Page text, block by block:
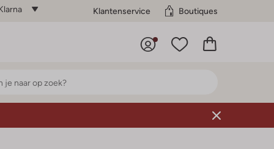
Klantenservice Boutiques